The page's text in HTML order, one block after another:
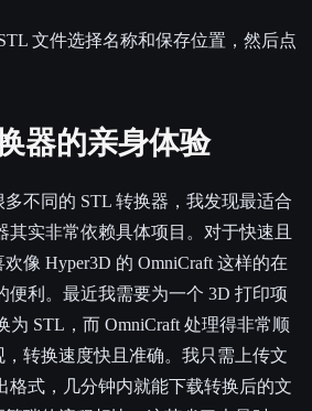
文件选择名称和保存位置，然后点
器的亲身体验
不同的 STL 转换器，我发现最适合
其实非常依赖具体项目。对于快速且
像 Hyper3D 的 OmniCraft 这样的在
便利。最近我需要为一个 3D 打印项
为 STL，而 OmniCraft 处理得非常顺
转换速度快且准确。我只需上传文
格式，几分钟内就能下载转换后的文